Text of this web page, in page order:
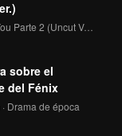
Fourever You Parte 2 (Uncut Ver.)
sobre el
del Fénix
Drama de época